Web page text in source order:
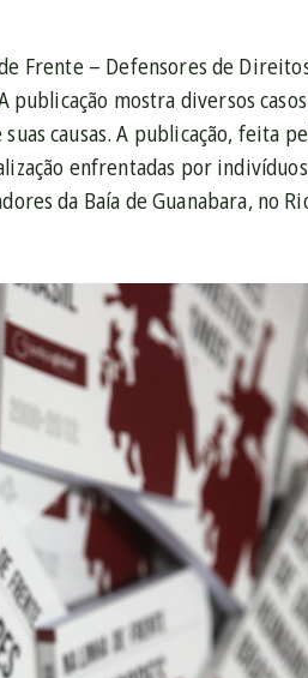
Frente – Defensores de
publicação mostra diversos
causas. A publicação, feita
enfrentadas por
da Baía de Guanabara, no